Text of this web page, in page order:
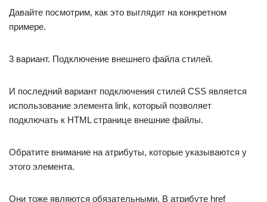
Давайте посмотрим, как это выглядит на конкретном
примере.
3 вариант. Подключение внешнего файла стилей.
И последний вариант подключения стилей CSS является
использование элемента link, который позволяет
подключать к HTML странице внешние файлы.
Обратите внимание на атрибуты, которые указываются у
этого элемента.
Они тоже являются обязательными. В атрибуте href